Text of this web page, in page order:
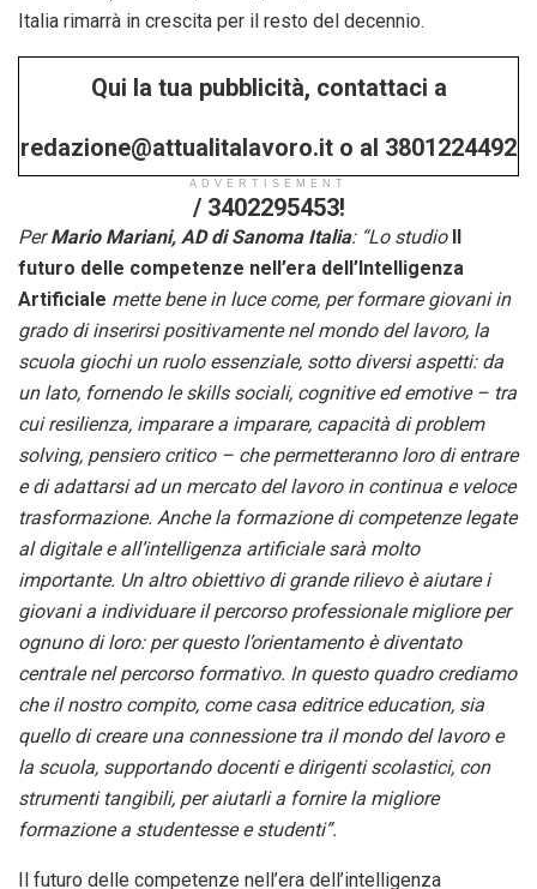
Italia rimarrà in crescita per il resto del decennio.
Qui la tua pubblicità, contattaci a
redazione@attualitalavoro.it o al 3801224492
/ 3402295453!
ADVERTISEMENT
PerMario Mariani, AD di Sanoma Italia: “Lo studio Il
futuro delle competenze nell’era dell’Intelligenza
Artificiale mette bene in luce come, per formare giovani in
grado di inserirsi positivamente nel mondo del lavoro, la
scuola giochi un ruolo essenziale, sotto diversi aspetti: da
un lato, fornendo le skills sociali, cognitive ed emotive – tra
cui resilienza, imparare a imparare, capacità di problem
solving, pensiero critico – che permetteranno loro di entrare
e di adattarsi ad un mercato del lavoro in continua e veloce
trasformazione. Anche la formazione di competenze legate
al digitale e all’intelligenza artificiale sarà molto
importante. Un altro obiettivo di grande rilievo è aiutare i
giovani a individuare il percorso professionale migliore per
ognuno di loro: per questo l’orientamento è diventato
centrale nel percorso formativo. In questo quadro crediamo
che il nostro compito, come casa editrice education, sia
quello di creare una connessione tra il mondo del lavoro e
la scuola, supportando docenti e dirigenti scolastici, con
strumenti tangibili, per aiutarli a fornire la migliore
formazione a studentesse e studenti”.
Il futuro delle competenze nell’era dell’intelligenza